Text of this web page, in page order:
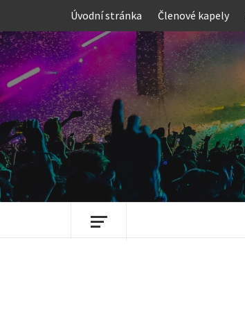
content
Úvodní stránka Členové kapely